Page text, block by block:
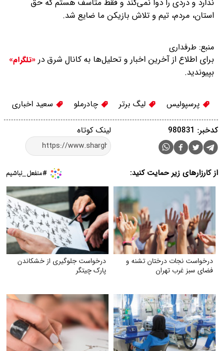
استان، مردم، تیم و تلاش بازیکن ما ضایع شد.
منبع: طرفداری
برای اطلاع از آخرین اخبار و تحلیل‌ها به کانال شرق در «تلگرام»
بپیوندید.
پرسپولیس لیگ برتر چادرملو سعید اخباری
لینک کوتاه کدخبر: 980831
از کارزارهای زیر حمایت کنید:
درخواست نجات درختان تشنه و
فضای سبز غرب تهران
درخواست جلوگیری از خشکاندن
پارک چیتگر